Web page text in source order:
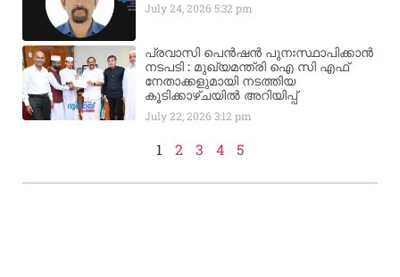
July 24, 20265:32 pm
പ്രവാസി പെൻഷൻ പുനഃസ്ഥാപിക്കാൻ
നടപടി : മുഖ്യമന്ത്രി ഐ സി എഫ്
നേതാക്കളുമായി നടത്തിയ
കൂടിക്കാഴ്ചയിൽ അറിയിപ്പ്
July 22, 20263:12 pm
1 2 3 4 5